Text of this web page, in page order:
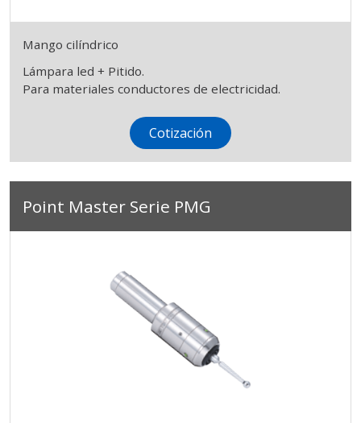
Mango cilíndrico
Lámpara led + Pitido.
Para materiales conductores de electricidad.
Cotización
Point Master Serie PMG